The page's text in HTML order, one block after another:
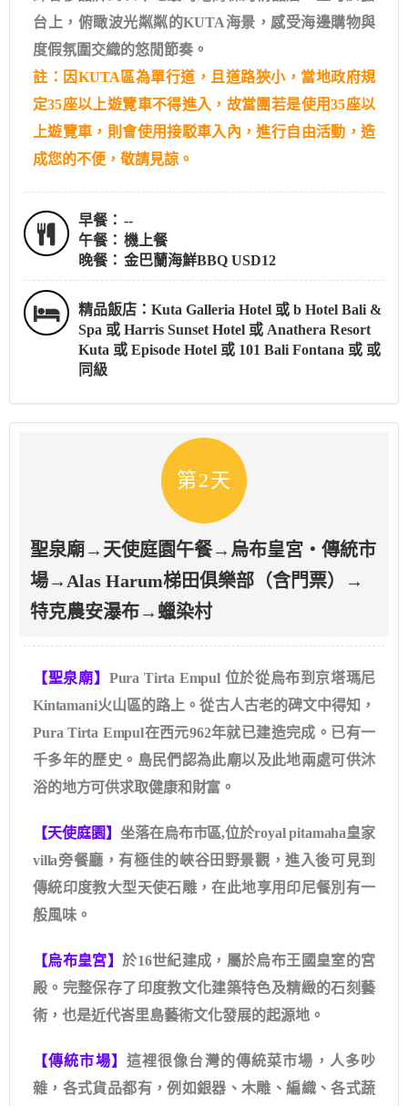
台上，俯瞰波光粼粼的KUTA海景，感受海邊購物與
度假氛圍交織的悠閒節奏。
註：因KUTA區為單行道，且道路狹小，當地政府規
定35座以上遊覽車不得進入，故當團若是使用35座以
上遊覽車，則會使用接駁車入內，進行自由活動，造
成您的不便，敬請見諒。
早餐： --
午餐： 機上餐
晚餐： 金巴蘭海鮮BBQ USD12
精品飯店：Kuta Galleria Hotel 或 b Hotel Bali &
Spa 或 Harris Sunset Hotel 或 Anathera Resort
Kuta 或 Episode Hotel 或 101 Bali Fontana 或 或
同級
第2天
聖泉廟→天使庭園午餐→烏布皇宮・傳統市
場→Alas Harum梯田俱樂部（含門票）→
特克農安瀑布→蠟染村
【聖泉廟】 Pura Tirta Empul 位於從烏布到京塔瑪尼
Kintamani火山區的路上。從古人古老的碑文中得知，
Pura Tirta Empul在西元962年就已建造完成。已有一
千多年的歷史。島民們認為此廟以及此地兩處可供沐
浴的地方可供求取健康和財富。
【天使庭園】坐落在烏布市區,位於royal pitamaha皇家
villa旁餐廳，有極佳的峽谷田野景觀，進入後可見到
傳統印度教大型天使石雕，在此地享用印尼餐別有一
般風味。
【烏布皇宮】於16世紀建成，屬於烏布王國皇室的宮
殿。完整保存了印度教文化建築特色及精緻的石刻藝
術，也是近代峇里島藝術文化發展的起源地。
【傳統市場】 這裡很像台灣的傳統菜市場，人多吵
雜，各式貨品都有，例如銀器、木雕、編織、各式蔬